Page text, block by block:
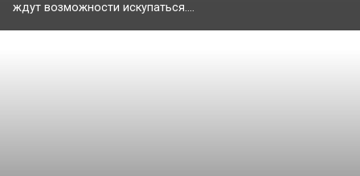
ждут возможности искупаться....